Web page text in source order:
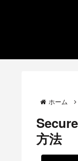
ホーム
方法